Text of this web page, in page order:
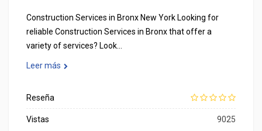
Construction Services in Bronx New York Looking for
reliable Construction Services in Bronx that offer a
variety of services? Look…
Leer más
Reseña
Vistas 9025